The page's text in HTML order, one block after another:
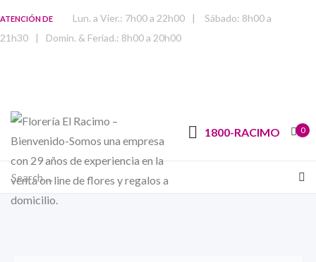
ATENCIÓN DE Lun. a Vier.: 7h00 a 22h00 |
Sábado: 8h00 a
21h30
| Domin. & Feriad.: 8h00 a 20h00
1800-RACIMO 0